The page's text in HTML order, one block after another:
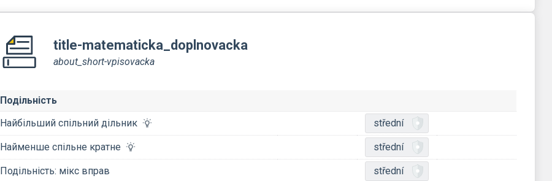
title-matematicka_doplnovacka
about_short-vpisovacka
Подільність
Найбільший спільний дільник
střední
Найменше спільне кратне střední
Подільність: мікс вправ střední